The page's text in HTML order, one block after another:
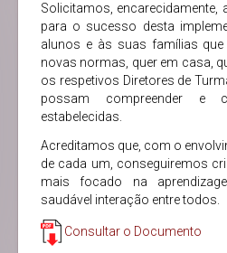
Solicitamos,
para o sucesso desta
alunos e às suas famílias
novas normas, quer em casa,
os respetivos Diretores de
possam compreender e
estabelecidas.
Acreditamos que, com o
de cada um, conseguiremos
mais focado na
saudável interação entre todos.
Consultar o Documento